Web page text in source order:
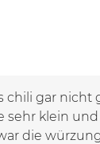
chili gar nicht
sehr klein
die